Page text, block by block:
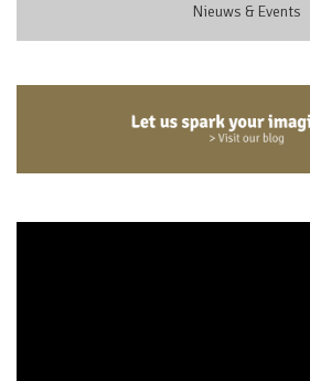
Nieuws & Events